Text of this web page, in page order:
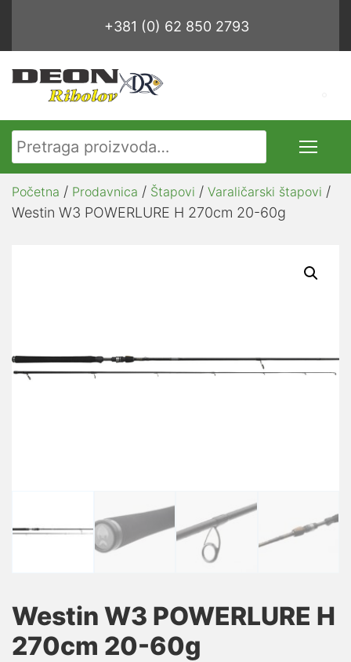
+381 (0) 62 850 2793
Pretraga za:
Početna / Prodavnica / Štapovi / Varaličarski štapovi /
Westin W3 POWERLURE H 270cm 20-60g
Westin W3 POWERLURE H
270cm 20-60g